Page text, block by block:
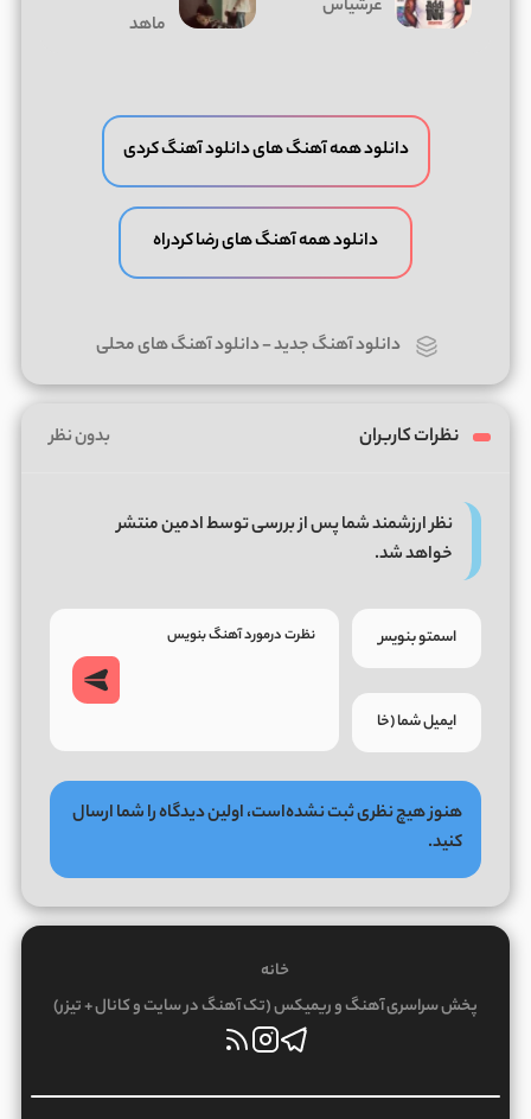
عرشیاس
ماهد
دانلود همه آهنگ های دانلود آهنگ کردی
دانلود همه آهنگ های رضا کردراه
دانلود آهنگ جدید-دانلود آهنگ های محلی
نظرات کاربران بدون نظر
نظر ارزشمند شما پس از بررسی توسط ادمین منتشر
خواهد شد.
هنوز هیچ نظری ثبت نشده‌است، اولین دیدگاه را شما ارسال
کنید.
خانه
پخش سراسری آهنگ و ریمیکس (تک آهنگ در سایت و کانال + تیزر)